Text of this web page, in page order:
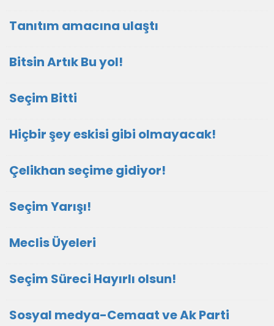
Tanıtım amacına ulaştı
Bitsin Artık Bu yol!
Seçim Bitti
Hiçbir şey eskisi gibi olmayacak!
Çelikhan seçime gidiyor!
Seçim Yarışı!
Meclis Üyeleri
Seçim Süreci Hayırlı olsun!
Sosyal medya-Cemaat ve Ak Parti